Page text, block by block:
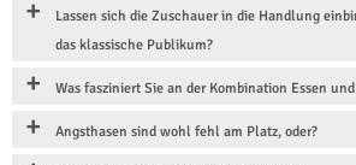
Lassen sich die Zuschauer in die Handlung
das klassische Publikum?
Was fasziniert Sie an der Kombination Essen
Angsthasen sind wohl fehl am Platz, oder?